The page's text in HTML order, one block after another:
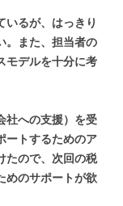
いるが、はっきり
。また、担当者の
モデルを十分に考
社への支援）を受
ートするためのア
たので、次回の税
めのサポートが欲